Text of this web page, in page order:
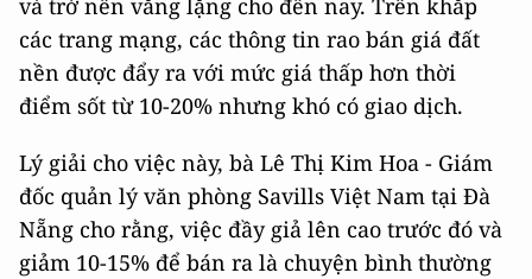
các trang mạng, các thông tin rao bán giá đất
nền được đẩy ra với mức giá thấp hơn thời
điểm sốt từ 10-20% nhưng khó có giao dịch.
Lý giải cho việc này, bà Lê Thị Kim Hoa - Giám
đốc quản lý văn phòng Savills Việt Nam tại Đà
Nẵng cho rằng, việc đầy giả lên cao trước đó và
giảm 10-15% để bán ra là chuyện bình thường